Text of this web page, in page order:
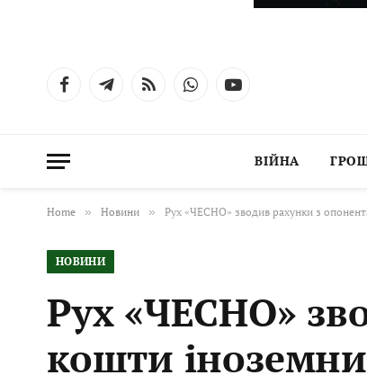
FacebookTelegramRSS WhatsAppYouTube
ВІЙНА
Home » Новини » Рух «ЧЕСНО» зводив рахунки з
НОВИНИ
Рух «ЧЕСНО»
кошти